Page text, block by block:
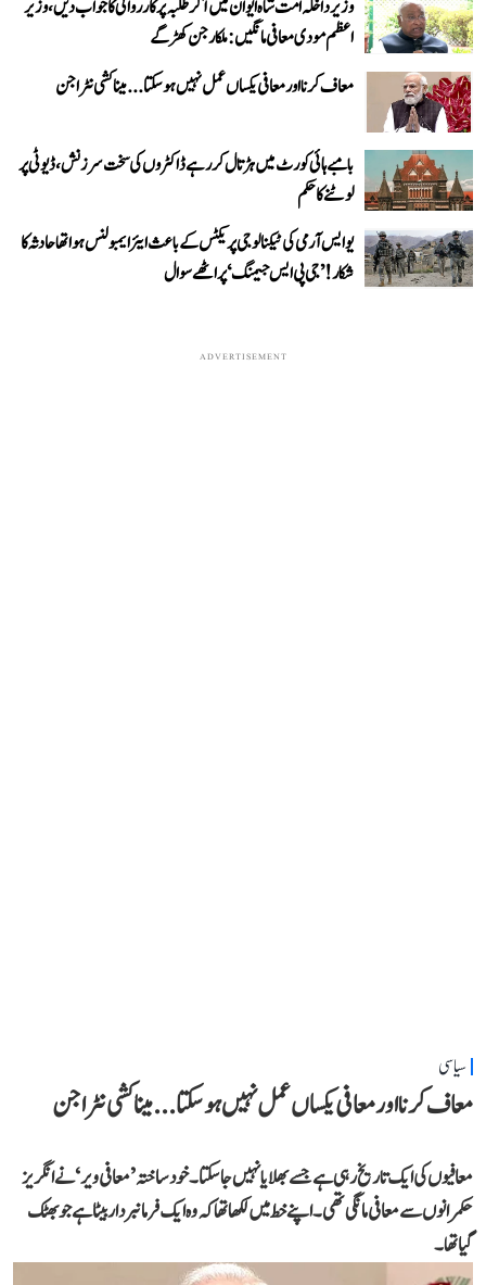
وزیر داخلہ امت شاہ ایوان میں آ کر طلبہ پر کارروائی کا جواب دیں، وزیر
اعظم مودی معافی مانگیں: ملکارجن کھڑگے
معاف کرنا اور معافی یکساں عمل نہیں ہو سکتا... میناکشی نٹراجن
بامبے ہائی کورٹ میں ہڑتال کر رہے ڈاکٹروں کی سخت سرزنش، ڈیوٹی پر
لوٹنے کا حکم
یو ایس آرمی کی ٹیکنالوجی پریکٹس کے باعث ایئر ایمبولنس ہوا تھا حادثہ کا
شکار! ’جی پی ایس جیمنگ‘ پر اٹھے سوال
ADVERTISEMENT
سیاسی
معاف کرنا اور معافی یکساں عمل نہیں ہو سکتا... میناکشی نٹراجن
معافیوں کی ایک تاریخ رہی ہے جسے بھلایا نہیں جا سکتا۔ خود ساختہ ’معافی ویر‘ نے انگریز
حکمرانوں سے معافی مانگی تھی۔ اپنے خط میں لکھا تھا کہ وہ ایک فرمانبردار بیٹا ہے جو بھٹک
گیا تھا۔